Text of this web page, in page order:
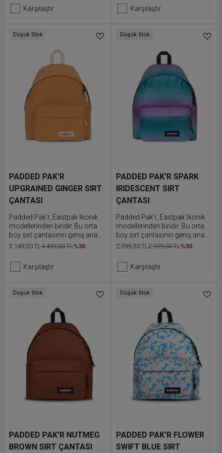
çantası konforlu dolgulu omuz
askıları ve eşyalarına kolay
cebiyle işte ve günlük hayatta
kullanım için tasarlanmıştır.
Karşılaştır
günlük kullanımda ekstra
konfor sunar.
Karşılaştır
Düşük Stok
PADDED PAK'R
UPGRAINED GINGER SIRT
ÇANTASI
Padded Pak'r, Eastpak İkonik
modellerinden biridir. Bu orta
boy sırt çantasının geniş ana
bölmesi ve ön cebi bulunur.
günlük kullanımda ekstra
konfor sunar.
3.149,30 TL 4.499,00 TL%30
Karşılaştır
Düşük Stok
PADDED PAK'R SPARK
IRIDESCENT SIRT
ÇANTASI
Padded Pak'r, Eastpak İkonik
modellerinden biridir. Bu orta
boy sırt çantasının geniş ana
bölmesi ve ön cebi bulunur.
günlük kullanımda ekstra
konfor sunar.
2.099,30 TL 2.999,00 TL%30
Karşılaştır
Düşük Stok
PADDED PAK'R NUTMEG
BROWN SIRT ÇANTASI
Düşük Stok
PADDED PAK'R FLOWER
SWIFT BLUE SIRT